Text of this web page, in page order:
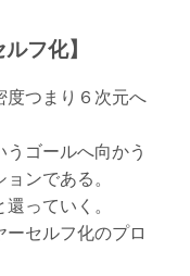
フ化】
度つまり６次元へ
ゴールへ向かう
ンである。
っていく。
セルフ化のプロ